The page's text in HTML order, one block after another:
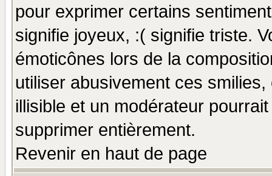
pour exprimer certains
signifie joyeux, :( signifie triste.
émoticônes lors de la
utiliser abusivement ces
illisible et un modérateur
supprimer entièrement.
Revenir en haut de page